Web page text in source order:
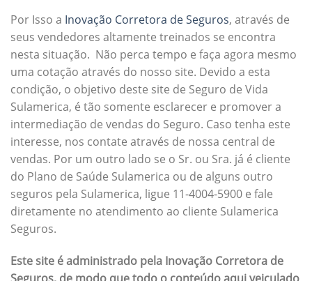
Por Isso a Inovação Corretora de Seguros, através de
seus vendedores altamente treinados se encontra
nesta situação. Não perca tempo e faça agora mesmo
uma cotação através do nosso site. Devido a esta
condição, o objetivo deste site de Seguro de Vida
Sulamerica, é tão somente esclarecer e promover a
intermediação de vendas do Seguro. Caso tenha este
interesse, nos contate através de nossa central de
vendas. Por um outro lado se o Sr. ou Sra. já é cliente
do Plano de Saúde Sulamerica ou de alguns outro
seguros pela Sulamerica, ligue 11-4004-5900 e fale
diretamente no atendimento ao cliente Sulamerica
Seguros.
Este site é administrado pela Inovação Corretora de